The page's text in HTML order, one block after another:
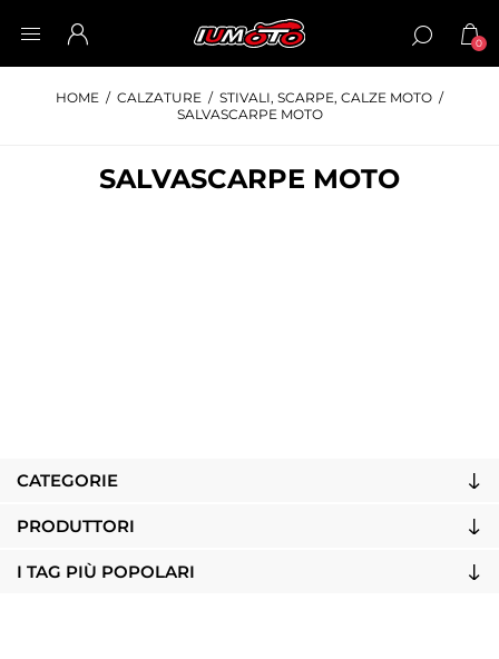
0
HOME / CALZATURE / STIVALI, SCARPE, CALZE MOTO /
SALVASCARPE MOTO
CATEGORIE
PRODUTTORI
I TAG PIÙ POPOLARI
SALVASCARPE MOTO